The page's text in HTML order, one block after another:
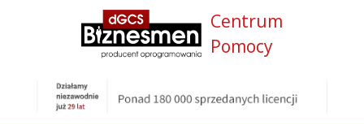
Centrum
Pomocy